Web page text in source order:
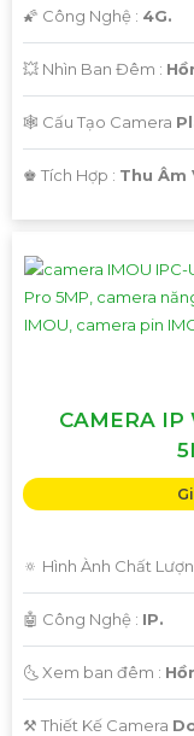
🌠 Công Nghệ : 4G.
💥 Nhìn Ban Đêm :
🕸️ Cấu Tạo Camera
️♚ Tích Hợp : Thu Âm
CAMERA IP
🔅 Hình Ành Chất
🤖️ Công Nghệ : IP.
🌜 Xem ban đêm :
⚒ Thiết Kế Camera